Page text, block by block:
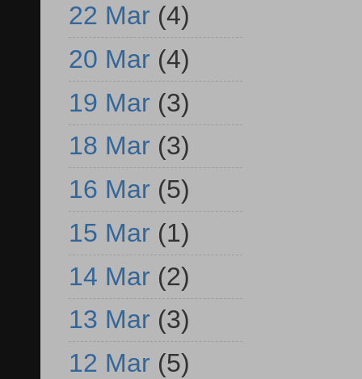
22 Mar (4)
20 Mar (4)
19 Mar (3)
18 Mar (3)
16 Mar (5)
15 Mar (1)
14 Mar (2)
13 Mar (3)
12 Mar (5)